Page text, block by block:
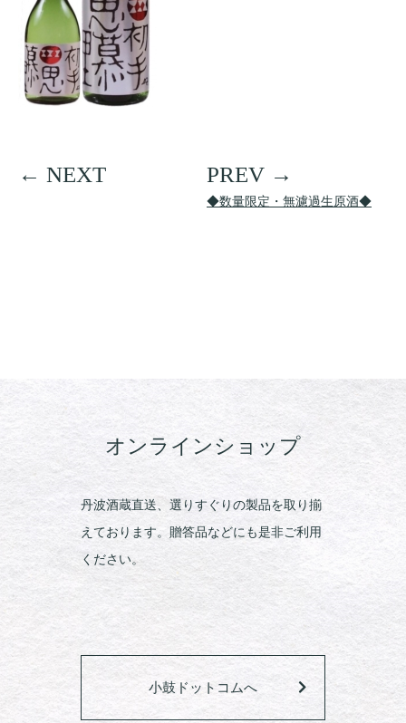
◆数量限定・無濾過生原酒◆
オンラインショップ
丹波酒蔵直送、選りすぐりの製品を取り揃
えております。贈答品などにも是非ご利用
ください。
小鼓ドットコムへ